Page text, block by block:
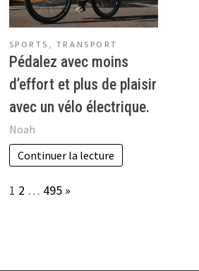
SPORTS TRANSPORT
Pédalez avec moins
d’effort et plus de plaisir
avec un vélo électrique.
Noah
Continuer la lecture
Page:
1 2 … 495 Next
»